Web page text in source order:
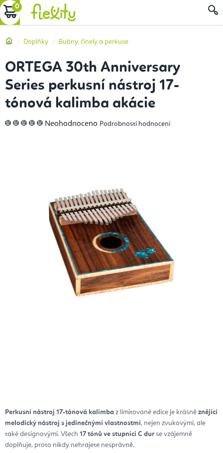
Přejít
na
NÁKUPNÍ
DomůDoplňky Bubny, činely a perkuse
Perkusní nástroj 17-tónová kalimba z limitované edice je krásně znějící
melodický nástroj s jedinečnými vlastnostmi, nejen zvukovými, ale
také designovými. Všech 17 tónů ve stupnici C dur se vzájemně
doplňuje, proto nikdy nehrajete nesprávně.
ORTEGA 30th Anniversary
Series perkusní nástroj 17-
tónová kalimba akácie
Průměrné
hodnocení
Neohodnoceno Podrobnosti hodnocení